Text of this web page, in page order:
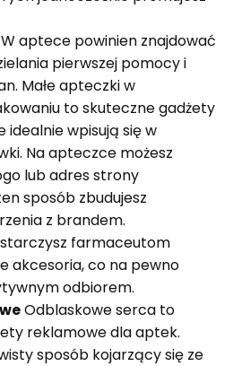
W aptece powinien znajdować
pierwszej pomocy i
Małe apteczki w
to skuteczne gadżety
wpisują się w
Na apteczce możesz
lub adres strony
sposób zbudujesz
z brandem.
farmaceutom
akcesoria, co na pewno
odbiorem.
Odblaskowe serca to
reklamowe dla aptek.
sposób kojarzący się ze